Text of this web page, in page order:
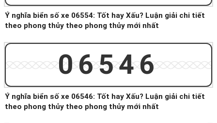
Ý nghĩa biển số xe 06554: Tốt hay Xấu? Luận giải chi tiết
theo phong thủy theo phong thủy mới nhất
06546
Ý nghĩa biển số xe 06546: Tốt hay Xấu? Luận giải chi tiết
theo phong thủy theo phong thủy mới nhất